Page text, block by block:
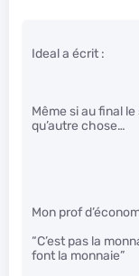
Ideal a écrit :
Même si au final
qu’autre chose…
Mon prof
“C’est pas la
font la monnaie”